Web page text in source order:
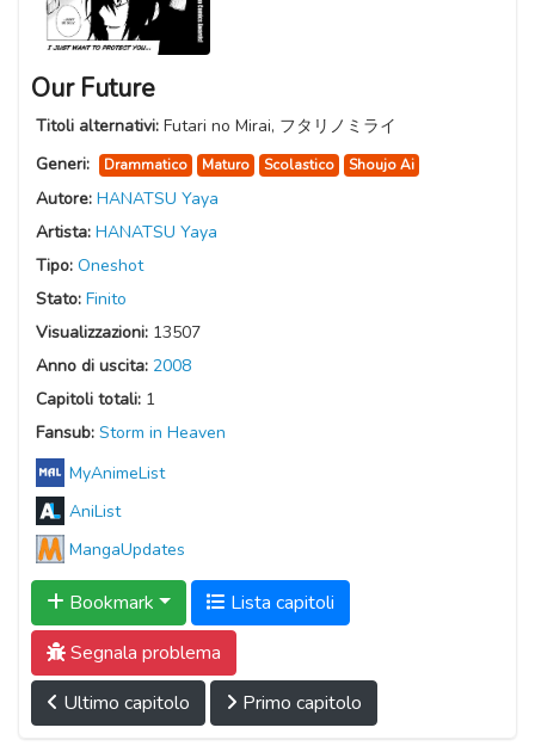
Our Future
Titoli alternativi: Futari no Mirai, フタリノミライ
Generi:
Drammatico Maturo Scolastico Shoujo Ai
Autore: HANATSU Yaya
Artista: HANATSU Yaya
Tipo: Oneshot
Stato: Finito
Visualizzazioni: 13507
Anno di uscita: 2008
Capitoli totali: 1
Fansub: Storm in Heaven
MyAnimeList
AniList
MangaUpdates
Bookmark
Lista capitoli
Segnala problema
Ultimo capitolo
Primo capitolo